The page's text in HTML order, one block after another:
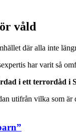
våld
där alla inte
har varit så
i ett terrordåd i
utifrån vilka som